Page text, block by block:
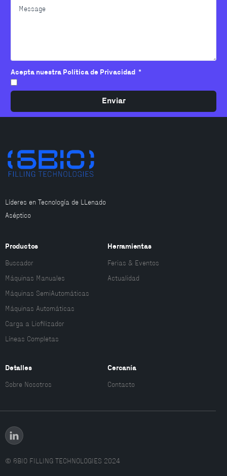
Acepta nuestra Política de Privacidad
Enviar
Líderes en Tecnología de LLenado
Aséptico
Productos
Buscador
Máquinas Manuales
Máquinas SemiAutomáticas
Máquinas Automáticas
Carga a Liofilizador
Líneas Completas
Herramientas
Ferias & Eventos
Actualidad
Detalles
Sobre Nosotros
Cercanía
Contacto
© 6BIO FILLING TECHNOLOGIES 2024